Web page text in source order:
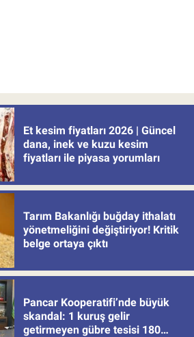
Et kesim fiyatları 2026 | Güncel
dana, inek ve kuzu kesim
fiyatları ile piyasa yorumları
Tarım Bakanlığı buğday ithalatı
yönetmeliğini değiştiriyor! Kritik
belge ortaya çıktı
Pancar Kooperatifi’nde büyük
skandal: 1 kuruş gelir
getirmeyen gübre tesisi 180